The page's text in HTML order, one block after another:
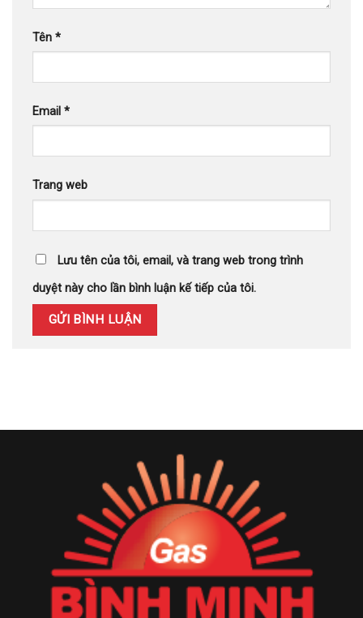
Tên *
Email *
Trang web
Lưu tên của tôi, email, và trang web trong trình
duyệt này cho lần bình luận kế tiếp của tôi.